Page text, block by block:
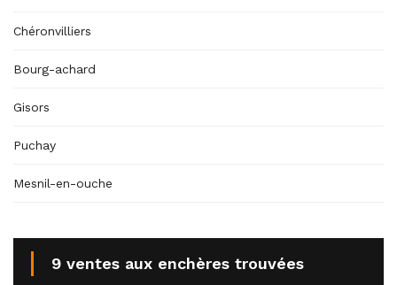
Chéronvilliers
Bourg-achard
Gisors
Puchay
Mesnil-en-ouche
9 ventes aux enchères trouvées